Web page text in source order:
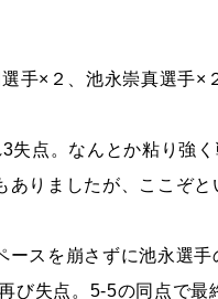
手×２、池永崇真選手×
失点。なんとか粘り強
りましたが、ここぞと
スを崩さずに池永選手
び失点。5-5の同点で最